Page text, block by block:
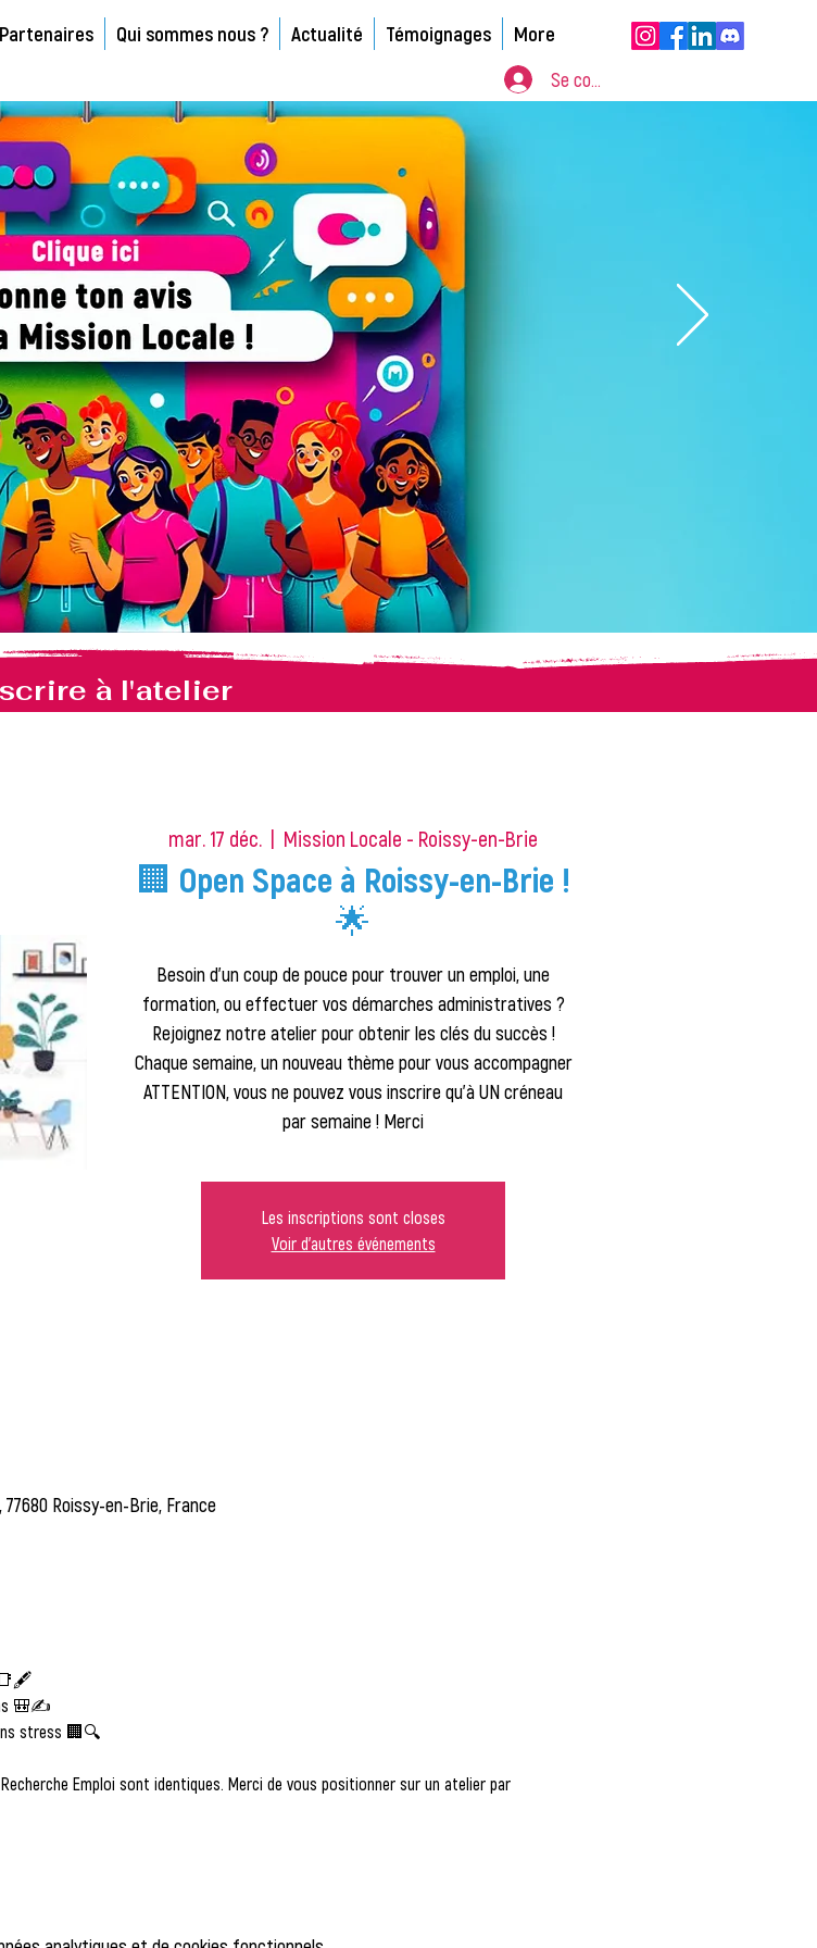
Qui sommes nous ? Actualité Témoignages More
Se connecter
à l'atelier
mar. 17 déc.
  |
Mission Locale - Roissy-en-Brie
🏢 Open Space à Roissy-en-Brie !
🌟
Besoin d'un coup de pouce pour trouver un emploi, une
formation, ou effectuer vos démarches administratives ?
Rejoignez notre atelier pour obtenir les clés du succès !
Chaque semaine, un nouveau thème pour vous accompagner
ATTENTION, vous ne pouvez vous inscrire qu'à UN créneau
par semaine ! Merci
Les inscriptions sont closes
Voir d'autres événements
Roissy-en-Brie, France
📑🖋️
🎒✍️
stress 🏢🔍
Emploi sont identiques. Merci de vous positionner sur un atelier par